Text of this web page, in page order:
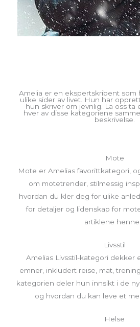
Amelia er en ekspertskribent som
ulike sider av livet. Hun har
hun skriver om jevnlig. La oss
hver av disse kategoriene
beskrivelse.
Mote
Mote er Amelias favorittkategori,
om motetrender, stilmessig
hvordan du kler deg for ulike
for detaljer og lidenskap for
artiklene
Livsstil
Amelias Livsstil-kategori dekker
emner, inkludert reise, mat,
kategorien deler hun innsikt i de
og hvordan du kan leve et
Helse